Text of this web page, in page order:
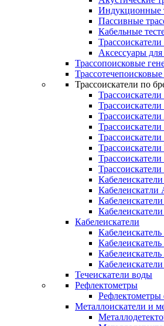
Индукционные
Пассивные
Кабельные
Аксессуары для
Трассопоисковые
Трассоискатели по
Кабелеискатли
Кабелеискатели
Течеискатели воды
Рефлектометры
Рефлектометры
Металлоискатели и